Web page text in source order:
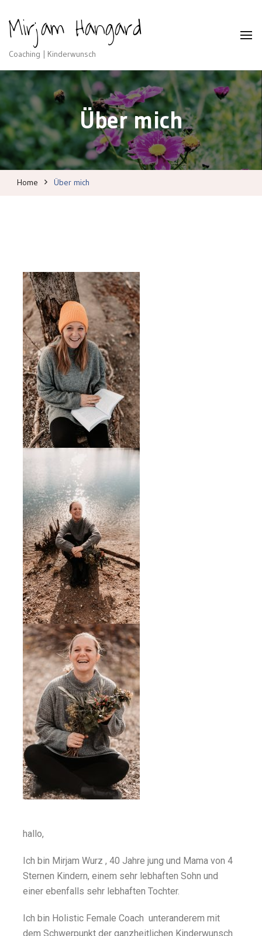
Mirjam Hangard
Coaching | Kinderwunsch
Über mich
Home Über mich
hallo,
Ich bin Mirjam Wurz , 40 Jahre jung und Mama von 4
Sternen Kindern, einem sehr lebhaften Sohn und
einer ebenfalls sehr lebhaften Tochter.
Ich bin Holistic Female Coach unteranderem mit
dem Schwerpunkt der ganzheitlichen Kinderwunsch